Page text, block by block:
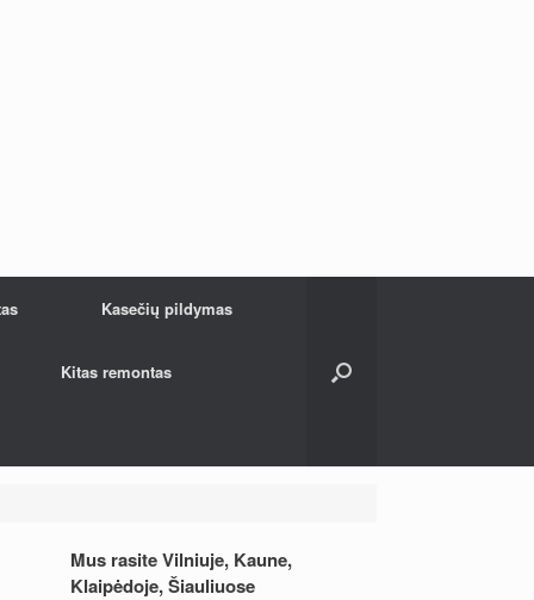
Kasečių pildymas
Kitas remontas
Mus rasite Vilniuje, Kaune,
Klaipėdoje, Šiauliuose